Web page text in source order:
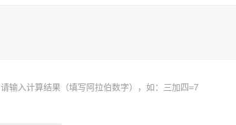
请输入计算结果（填写阿拉伯数字），如：三加四=7